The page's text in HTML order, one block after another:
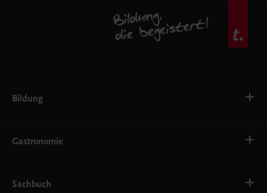
Bildung
AHS
EWF/ZWF
FW
Gastronomie
Getränke
Sachbuch